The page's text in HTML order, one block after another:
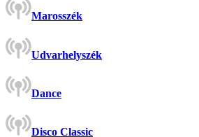
Marosszék
Udvarhelyszék
Dance
Disco Classic